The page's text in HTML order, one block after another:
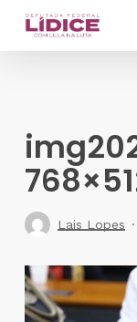
Skip
Lais Lopes